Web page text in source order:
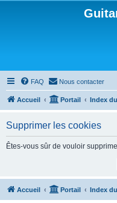
FAQ Nous contacter
Accueil Portail Index
Supprimer les cookies
Êtes-vous sûr de vouloir
Accueil Portail Index